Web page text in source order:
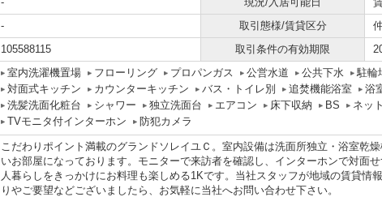
- 取引態様/賃貸区分
105588115 取引条件の有効期限
室内洗濯機置場 フローリング プロパンガス 公営水道 公共下水
駐輪
対面式キッチン
カウンターキッチン バス・トイレ別 追焚機能浴室
浴
洗髪洗面化粧台
シャワー 独立洗面台 エアコン 床下収納 BS
ネッ
TVモニタ付インターホン
防犯カメラ
こだわりポイント満載のグランドソレイユＣ。室内設備は洗面所独立・浴室乾
いお部屋になっております。モニターで来訪者を確認し、インターホンで対面
人暮らしをきっかけにお料理も楽しめる1Kです。当社スタッフが地域の賃貸情
りやご要望などございましたら、お気軽に当社へお問い合わせ下さい。